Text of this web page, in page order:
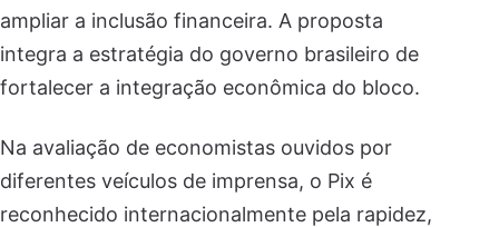
ampliar a inclusão financeira. A proposta
integra a estratégia do governo brasileiro de
fortalecer a integração econômica do bloco.
Na avaliação de economistas ouvidos por
diferentes veículos de imprensa, o Pix é
reconhecido internacionalmente pela rapidez,